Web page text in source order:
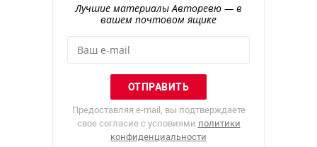
Лучшие материалы Авторевю — в
вашем почтовом ящике
Предоставляя e-mail, вы подтверждаете
свое согласие с условиями политики
конфиденциальности